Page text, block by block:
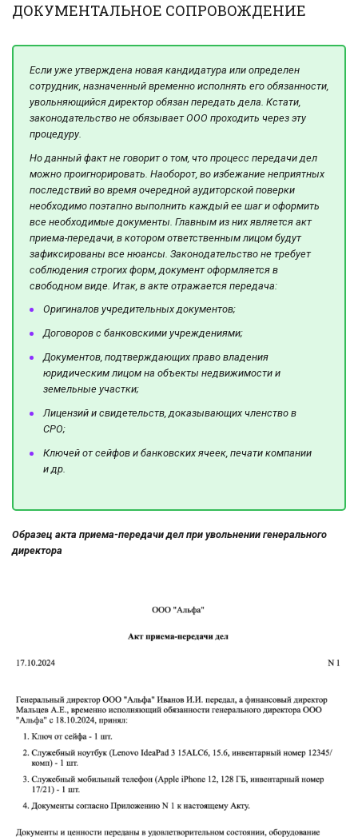
ДОКУМЕНТАЛЬНОЕ СОПРОВОЖДЕНИЕ
Если уже утверждена новая кандидатура или определен
сотрудник, назначенный временно исполнять его обязанности,
увольняющийся директор обязан передать дела. Кстати,
законодательство не обязывает ООО проходить через эту
процедуру.
Но данный факт не говорит о том, что процесс передачи дел
можно проигнорировать. Наоборот, во избежание неприятных
последствий во время очередной аудиторской поверки
необходимо поэтапно выполнить каждый ее шаг и оформить
все необходимые документы. Главным из них является акт
приема-передачи, в котором ответственным лицом будут
зафиксированы все нюансы. Законодательство не требует
соблюдения строгих форм, документ оформляется в
свободном виде. Итак, в акте отражается передача:
Оригиналов учредительных документов;
Договоров с банковскими учреждениями;
Документов, подтверждающих право владения
юридическим лицом на объекты недвижимости и
земельные участки;
Лицензий и свидетельств, доказывающих членство в
СРО;
Ключей от сейфов и банковских ячеек, печати компании
и др.
Образец акта приема-передачи дел при увольнении генерального
директора